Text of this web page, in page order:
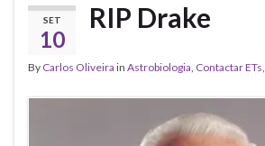
SET
10
RIP Drake
By Carlos Oliveira in Astrobiologia, Contactar ETs,